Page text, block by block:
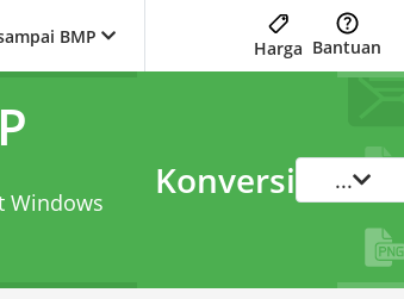
BMP
Harga Bantuan
Windows
Konversi ...